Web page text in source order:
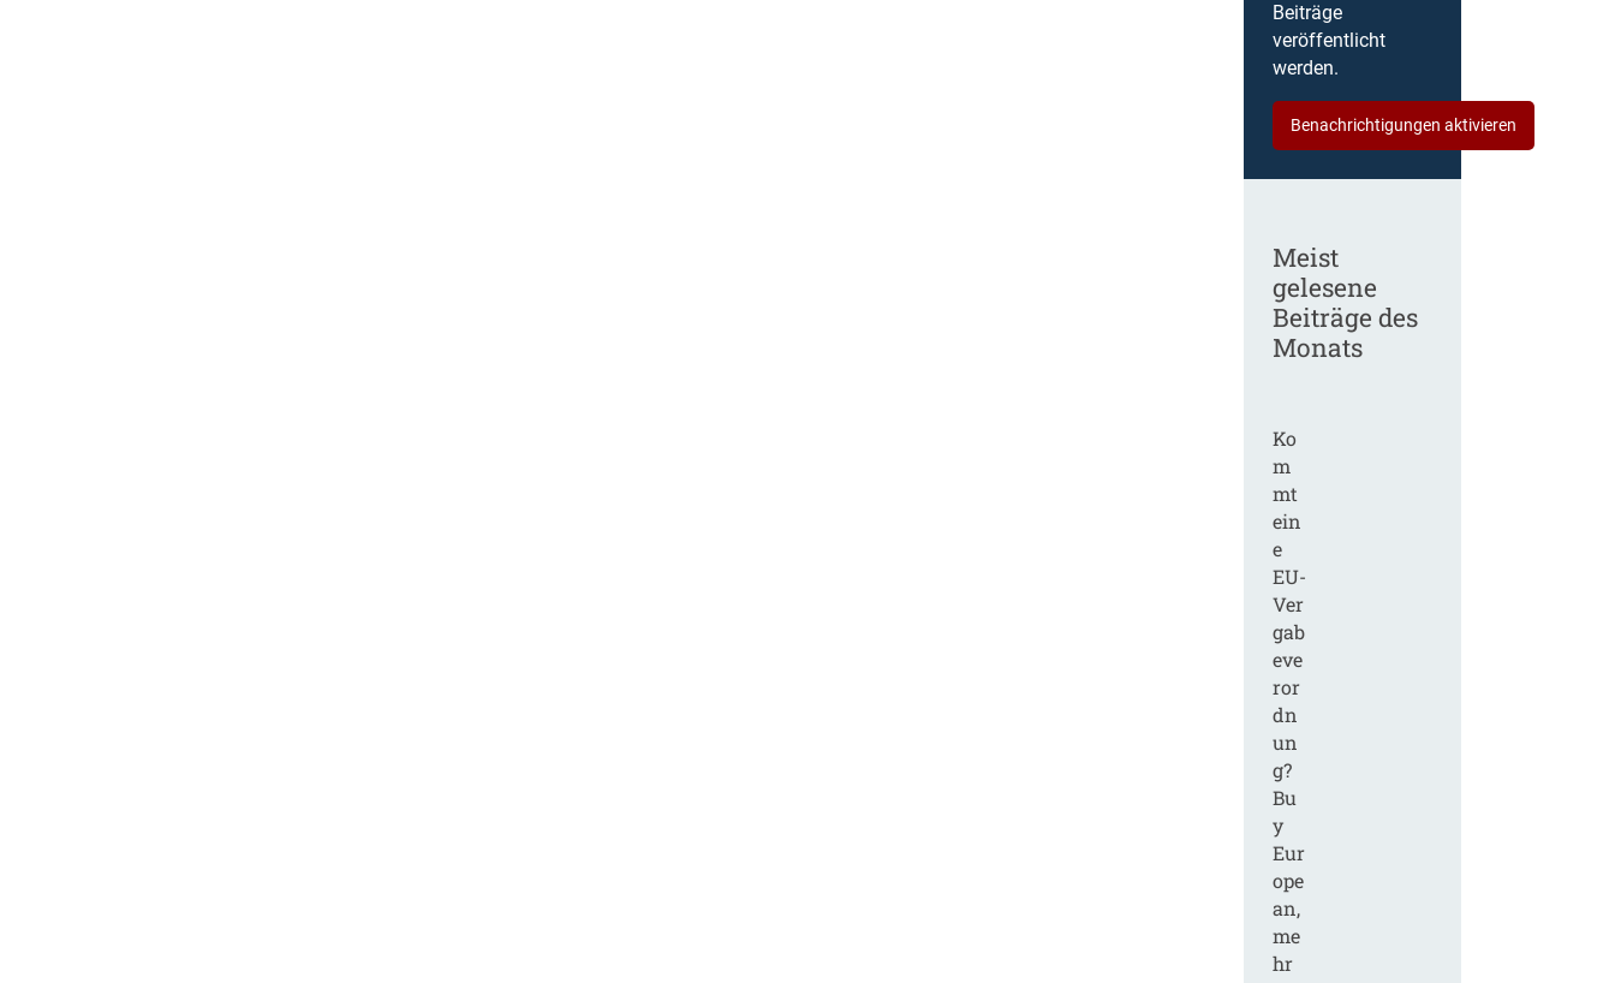
Beiträge
veröffentlicht
werden.
Benachrichtigungen aktivieren
Meist
gelesene
Beiträge des
Monats
Ko
m
mt
ein
e
EU-
Ver
gab
eve
ror
dn
un
g?
Bu
y
Eur
ope
an,
me
hr